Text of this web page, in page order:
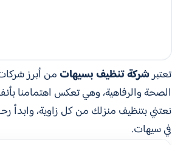
تعتبرشركة تنظيف بسيهات من أبرز
الصحة والرفاهية، وهي تعكس اهتمامنا
في سيهات.